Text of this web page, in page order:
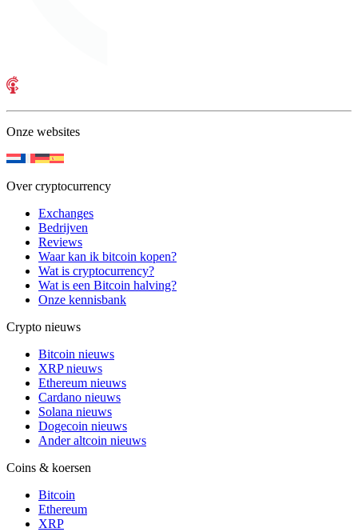
Onze websites
Over cryptocurrency
Exchanges
Bedrijven
Reviews
Waar kan ik bitcoin kopen?
Wat is cryptocurrency?
Wat is een Bitcoin halving?
Onze kennisbank
Crypto nieuws
Bitcoin nieuws
XRP nieuws
Ethereum nieuws
Cardano nieuws
Solana nieuws
Dogecoin nieuws
Ander altcoin nieuws
Coins & koersen
Bitcoin
Ethereum
XRP